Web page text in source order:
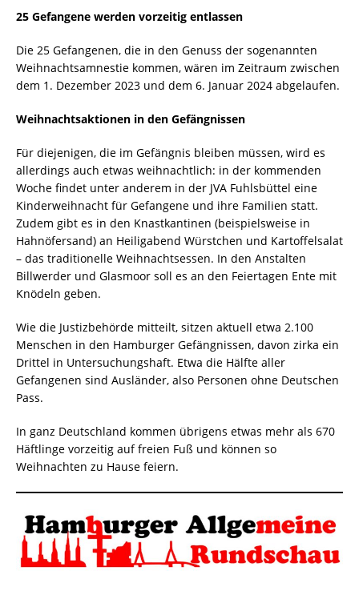
25 Gefangene werden vorzeitig entlassen
Die 25 Gefangenen, die in den Genuss der sogenannten
Weihnachtsamnestie kommen, wären im Zeitraum zwischen
dem 1. Dezember 2023 und dem 6. Januar 2024 abgelaufen.
Weihnachtsaktionen in den Gefängnissen
Für diejenigen, die im Gefängnis bleiben müssen, wird es
allerdings auch etwas weihnachtlich: in der kommenden
Woche findet unter anderem in der JVA Fuhlsbüttel eine
Kinderweihnacht für Gefangene und ihre Familien statt.
Zudem gibt es in den Knastkantinen (beispielsweise in
Hahnöfersand) an Heiligabend Würstchen und Kartoffelsalat
– das traditionelle Weihnachtsessen. In den Anstalten
Billwerder und Glasmoor soll es an den Feiertagen Ente mit
Knödeln geben.
Wie die Justizbehörde mitteilt, sitzen aktuell etwa 2.100
Menschen in den Hamburger Gefängnissen, davon zirka ein
Drittel in Untersuchungshaft. Etwa die Hälfte aller
Gefangenen sind Ausländer, also Personen ohne Deutschen
Pass.
In ganz Deutschland kommen übrigens etwas mehr als 670
Häftlinge vorzeitig auf freien Fuß und können so
Weihnachten zu Hause feiern.